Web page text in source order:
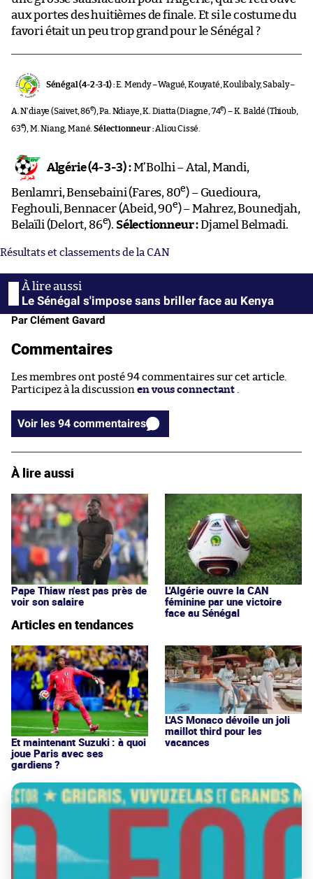
aux portes des huitièmes de finale. Et si le costume du
favori était un peu trop grand pour le Sénégal ?
Sénégal (4-2-3-1) :E. Mendy – Wagué, Kouyaté, Koulibaly, Sabaly –
A. N’diaye (Saivet, 86e), Pa. Ndiaye, K. Diatta (Diagne, 74e) – K. Baldé (Thioub,
63e), M. Niang, Mané.Sélectionneur :Aliou Cissé.
Algérie (4-3-3) :M’Bolhi – Atal, Mandi,
Benlamri, Bensebaini (Fares, 80e) – Guedioura,
Feghouli, Bennacer (Abeid, 90e) – Mahrez, Bounedjah,
Belaïli (Delort, 86e). Sélectionneur :Djamel Belmadi.
Résultats et classements de la CAN
Le Sénégal s'impose sans briller face au Kenya
Par Clément Gavard
Commentaires
Les membres ont posté 94 commentaires sur cet article.
Participez à la discussion en vous connectant
Voir les 94 commentaires
À lire aussi
Pape Thiaw n'est pas près de
voir son salaire
L'Algérie ouvre la CAN
féminine par une victoire
face au Sénégal
Articles en tendances
Et maintenant Suzuki : à quoi
joue Paris avec ses
gardiens ?
L'AS Monaco dévoile un joli
maillot third pour les
vacances